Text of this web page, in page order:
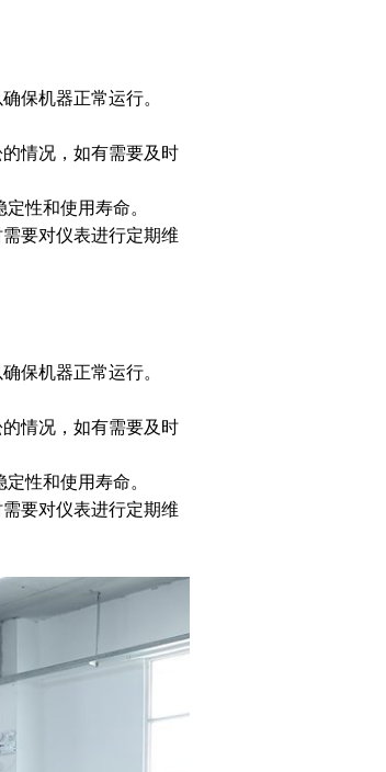
保机器正常运行。
情况，如有需要及时
性和使用寿命。
要对仪表进行定期维
保机器正常运行。
情况，如有需要及时
性和使用寿命。
要对仪表进行定期维